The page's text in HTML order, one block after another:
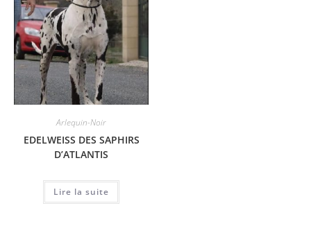
Arlequin-Noir
EDELWEISS DES SAPHIRS
D’ATLANTIS
Lire la suite